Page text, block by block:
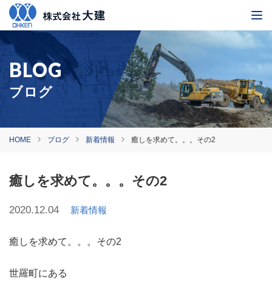
ブログ
HOME ブログ 新着情報 癒しを求めて。。。その2
癒しを求めて。。。その2
2020.12.04 新着情報
癒しを求めて。。。その2
世羅町にある